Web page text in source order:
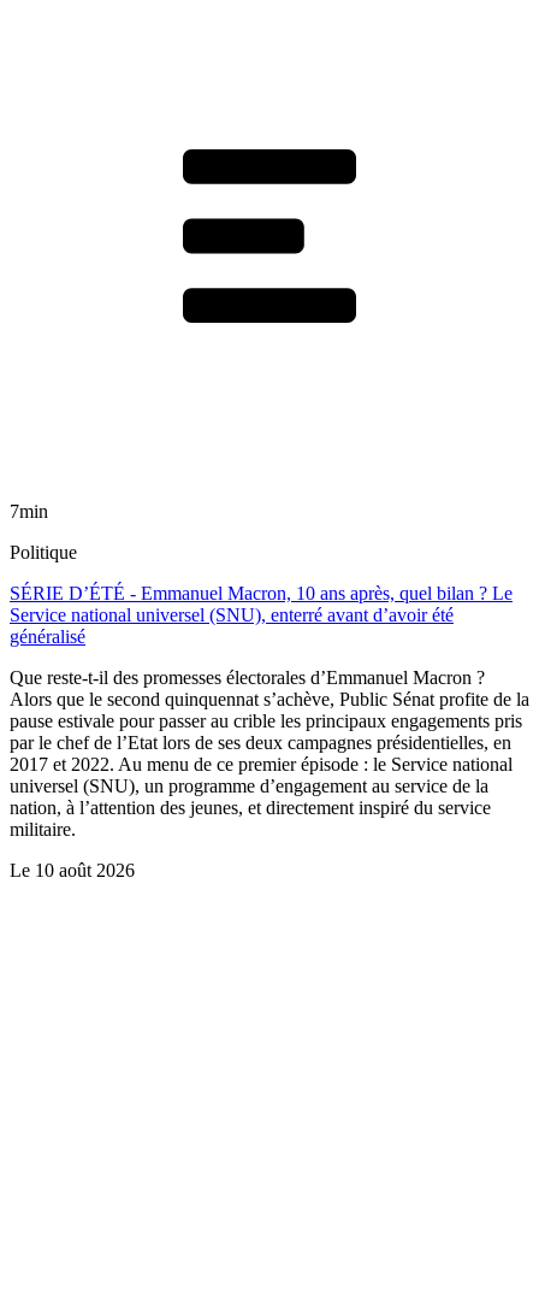
7min
Politique
SÉRIE D’ÉTÉ - Emmanuel Macron, 10 ans après, quel bilan ? Le
Service national universel (SNU), enterré avant d’avoir été
généralisé
Que reste-t-il des promesses électorales d’Emmanuel Macron ?
Alors que le second quinquennat s’achève, Public Sénat profite de la
pause estivale pour passer au crible les principaux engagements pris
par le chef de l’Etat lors de ses deux campagnes présidentielles, en
2017 et 2022. Au menu de ce premier épisode : le Service national
universel (SNU), un programme d’engagement au service de la
nation, à l’attention des jeunes, et directement inspiré du service
militaire.
Le 10 août 2026